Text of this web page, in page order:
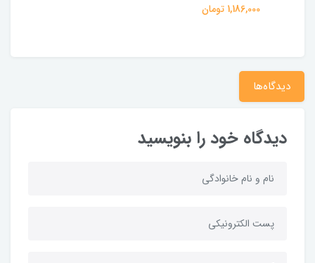
1,186,000 تومان
دیدگاه‌ها
دیدگاه خود را بنویسید